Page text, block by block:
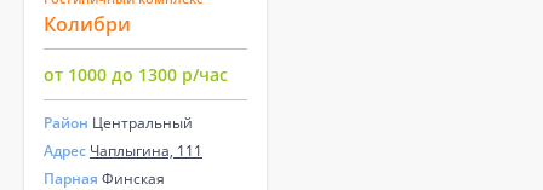
Колибри
от 1000 до 1300 р/час
Район Центральный
Адрес Чаплыгина, 111
Парная Финская